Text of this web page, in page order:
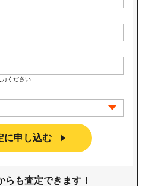
力ください
に申し込む
らも査定できます！